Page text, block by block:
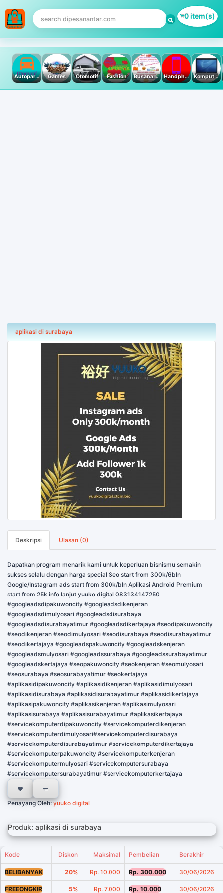
0 item(s)
Autoparts Games Otomotif Fashion Busana Muslim Handphone & Tablet Komputer PC & Laptop
aplikasi di surabaya
Deskripsi Ulasan (0)
Dapatkan program menarik kami untuk keperluan bisnismu semakin
sukses selalu dengan harga special Seo start from 300k/6bln
Google/Instagram ads start from 300k/bln Aplikasi Android Premium
start from 25k info lanjut yuuko digital 083134147250
#googleadsdipakuwoncity #googleadsdikenjeran
#googleadsdimulyosari #googleadsdisurabaya
#googleadsdisurabayatimur #googleadsdikertajaya #seodipakuwoncity
#seodikenjeran #seodimulyosari #seodisurabaya #seodisurabayatimur
#seodikertajaya #googleadspakuwoncity #googleadskenjeran
#googleadsmulyosari #googleadssurabaya #googleadssurabayatimur
#googleadskertajaya #seopakuwoncity #seokenjeran #seomulyosari
#seosurabaya #seosurabayatimur #seokertajaya
#aplikasidipakuwoncity #aplikasidikenjeran #aplikasidimulyosari
#aplikasidisurabaya #aplikasidisurabayatimur #aplikasidikertajaya
#aplikasipakuwoncity #aplikasikenjeran #aplikasimulyosari
#aplikasisurabaya #aplikasisurabayatimur #aplikasikertajaya
#servicekomputerdipakuwoncity #servicekomputerdikenjeran
#servicekomputerdimulyosari#servicekomputerdisurabaya
#servicekomputerdisurabayatimur #servicekomputerdikertajaya
#servicekomputerpakuwoncity #servicekomputerkenjeran
#servicekomputermulyosari #servicekomputersurabaya
#servicekomputersurabayatimur #servicekomputerkertajaya
Penayang Oleh:yuuko digital
Produk: aplikasi di surabaya
Kode Diskon Maksimal Pembelian Berakhir
BELIBANYAK 20% Rp. 10.000 Rp. 300.000 30/06/2026
FREEONGKIR 5% Rp. 7.000 Rp. 10.000 30/06/2026